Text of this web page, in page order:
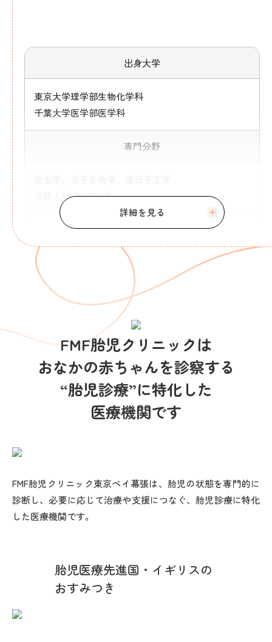
出身大学
東京大学理学部生物化学科
千葉大学医学部医学科
専門分野
産婦人科/胎児診療
資格
理学士（東京大学）
医学学士（千葉大学）
日本産婦人科学会認定 産婦人科専門医
妊娠中期超音波資格-FMF（イギリス）認定
NT certificate（NT資格）
NB certificate（鼻骨資格）
TR certificate（三尖弁逆流資格）
DV certificate（静脈管血流資格）
UA certificate（子宮動脈血流資格）
一般社団法人 FMF Japan / 代表
日本医師会ジュニアドクターズネットワーク/ 国際
担当役員
日本胎児治療学会 / 会員
日本母体胎児医学会 / 会員
FMF胎児クリニックは
おなかの赤ちゃんを診察する
“胎児診療”に特化した
医療機関です
FMF胎児クリニック東京ベイ幕張は、胎児の状態を専門的に
診断し、必要に応じて治療や支援につなぐ、胎児診療に特化
した医療機関です。
胎児医療先進国・イギリスの
おすみつき